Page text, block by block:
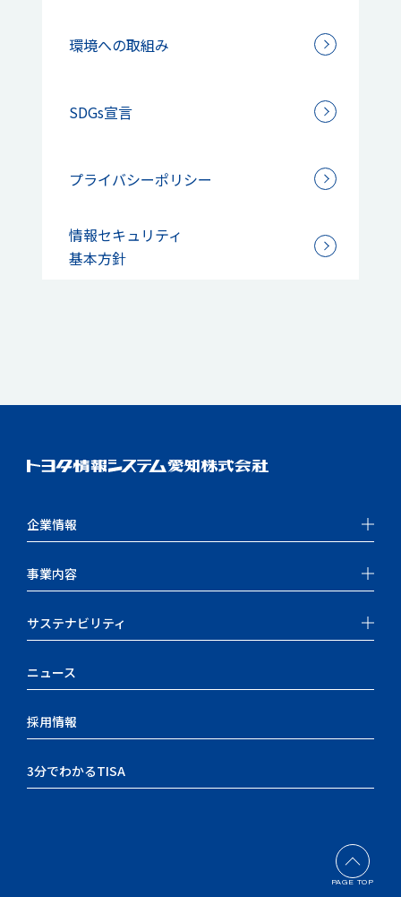
環境への取組み
SDGs宣言
プライバシーポリシー
情報セキュリティ
基本方針
PAGE TOP
企業情報
事業内容
サステナビリティ
ニュース
採用情報
3分でわかるTISA